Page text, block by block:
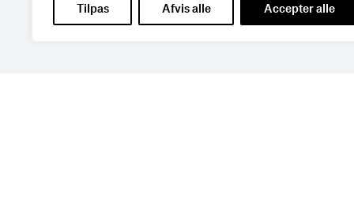
Tilpas Afvis alle Accepter alle